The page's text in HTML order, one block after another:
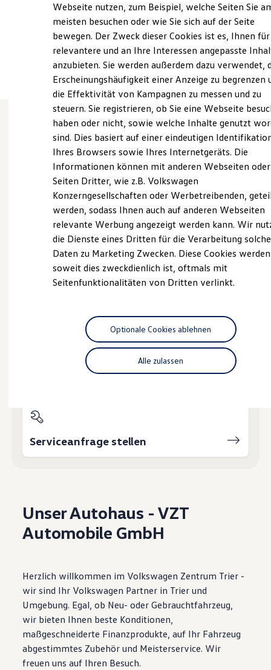
Laden
Laden unterwegs
Laden Zuhause
Ladestationen finden
Ladezeitensimulator
Batterie
Sicherheit
Garantie und Lebensdauer
Nachhaltigkeit
Technologie
Kosten und Kauf
Verbrauchskosten
Kaufoptionen
E-Auto-Förderung
Software und Konnektivität
ID. Software Versionen und Updates
Digitale Extras
Schnittstellen zu Ihrem ID.
Hybridautos
Marke und Erlebnis
Volkswagen R und R Experience
R-Modelle
Driving Experience
Volkswagen entdecken
Lifestyle Shop
T-Roc Kollektion
Golf Kollektion
ID. Kollektion
Volkswagen Kollektion
R-Kollektion
Besitzer und Service
myVolkswagen
Software Updates
Service und Ersatzteile
Pannen- und Unfallhilfe
Economy Service
Volkswagen Teile
Transport
Entertainment und Elektronik
Individualisieren
Wallbox und Ladekabel
Digitale Extras
Dienste für Ihr Modell finden
Volkswagen Apps, Login und Shop
Handy und Fahrzeug verbinden
Updates für Software, Karten und Radio
Ansprechpartner
Wie können wir
Ihnen weiterhelfen?
Probefahrt vereinbaren
Servicetermin buchen
Serviceanfrage stellen
Unser Autohaus - VZT
Automobile GmbH
Herzlich willkommen im Volkswagen Zentrum Trier -
wir sind Ihr Volkswagen Partner in Trier und
Umgebung. Egal, ob Neu- oder Gebrauchtfahrzeug,
wir bieten Ihnen beste Konditionen,
maßgeschneiderte Finanzprodukte, auf Ihr Fahrzeug
abgestimmtes Zubehör und Meisterservice. Wir
freuen uns auf Ihren Besuch.
Webseite nutzen, zum Beispiel, welche Seiten Sie
meisten besuchen oder wie Sie sich auf der Seite
bewegen. Der Zweck dieser Cookies ist es, Ihnen für
relevantere und an Ihre Interessen angepasste
anzubieten. Sie werden außerdem dazu verwendet,
Erscheinungshäufigkeit einer Anzeige zu begrenzen
die Effektivität von Kampagnen zu messen und zu
steuern. Sie registrieren, ob Sie eine Webseite
haben oder nicht, sowie welche Inhalte genutzt
sind. Dies basiert auf einer eindeutigen
Ihres Browsers sowie Ihres Internetgeräts. Die
Informationen können mit anderen Webseiten oder
Seiten Dritter, wie z.B. Volkswagen
Konzerngesellschaften oder Werbetreibenden,
werden, sodass Ihnen auch auf anderen Webseiten
relevante Werbung angezeigt werden kann. Wir
die Dienste eines Dritten für die Verarbeitung
Daten zu Marketing Zwecken. Diese Cookies
soweit dies zweckdienlich ist, oftmals mit
Seitenfunktionalitäten von Dritten verlinkt.
Alle zulassen
Optionale Cookies ablehnen